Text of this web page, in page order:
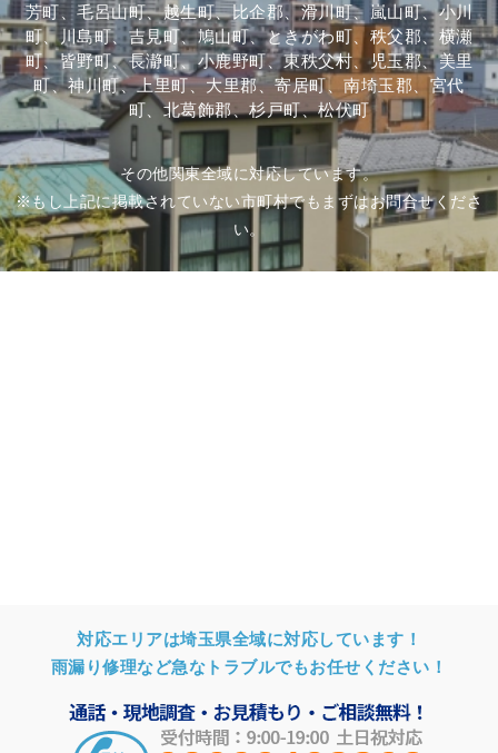
芳町、毛呂山町、越生町、比企郡、滑川町、嵐山町、小川
町、川島町、吉見町、鳩山町、ときがわ町、秩父郡、横瀬
町、皆野町、長瀞町、小鹿野町、東秩父村、児玉郡、美里
町、神川町、上里町、大里郡、寄居町、南埼玉郡、宮代
町、北葛飾郡、杉戸町、松伏町
その他関東全域に対応しています。
※もし上記に掲載されていない市町村でもまずはお問合せくださ
い。
対応エリアは埼玉県全域に対応しています！
雨漏り修理など急なトラブルでもお任せください！